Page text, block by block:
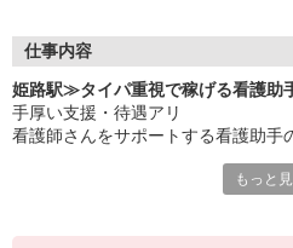
仕事内容
姫路駅≫タイパ重視で稼げる看護助
手厚い支援・待遇アリ
看護師さんをサポートする看護助手
もっと